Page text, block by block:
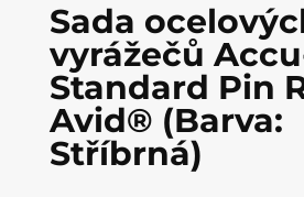
Sada
vyrážečů
Standard Pin
Avid® (Barva:
Stříbrná)